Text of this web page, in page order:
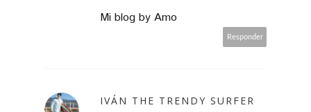
Mi blog by Amo
Responder
IVÁN THE TRENDY SURFER